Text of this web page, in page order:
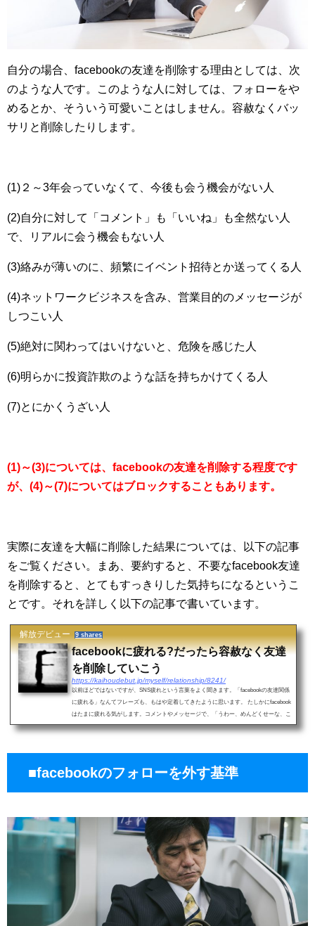
自分の場合、facebookの友達を削除する理由としては、次
のような人です。このような人に対しては、フォローをや
めるとか、そういう可愛いことはしません。容赦なくバッ
サリと削除したりします。
(1)２～3年会っていなくて、今後も会う機会がない人
(2)自分に対して「コメント」も「いいね」も全然ない人
で、リアルに会う機会もない人
(3)絡みが薄いのに、頻繁にイベント招待とか送ってくる人
(4)ネットワークビジネスを含み、営業目的のメッセージが
しつこい人
(5)絶対に関わってはいけないと、危険を感じた人
(6)明らかに投資詐欺のような話を持ちかけてくる人
(7)とにかくうざい人
(1)～(3)については、facebookの友達を削除する程度です
が、(4)～(7)についてはブロックすることもあります。
実際に友達を大幅に削除した結果については、以下の記事
をご覧ください。まあ、要約すると、不要なfacebook友達
を削除すると、とてもすっきりした気持ちになるというこ
とです。それを詳しく以下の記事で書いています。
解放デビュー 9 shares
facebookに疲れる?だったら容赦なく友達
を削除していこう
https://kaihoudebut.jp/myself/relationship/8241/
以前ほどではないですが、SNS疲れという言葉をよく聞きます。「facebookの友達関係
に疲れる」なんてフレーズも、もはや定着してきたように思います。 たしかにfacebook
はたまに疲れる気がします。コメントやメッセージで、「うわー、めんどくせーな、こ
いつ」と...
■facebookのフォローを外す基準